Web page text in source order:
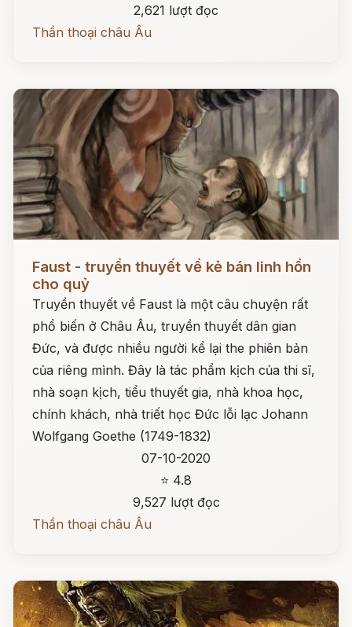
2,621 lượt đọc
Thần thoại châu Âu
Faust - truyền thuyết về kẻ bán linh hồn
cho quỷ
Truyền thuyết về Faust là một câu chuyện rất
phổ biến ở Châu Âu, truyền thuyết dân gian
Đức, và được nhiều người kể lại the phiên bản
của riêng mình. Đây là tác phẩm kịch của thi sĩ,
nhà soạn kịch, tiểu thuyết gia, nhà khoa học,
chính khách, nhà triết học Đức lỗi lạc Johann
Wolfgang Goethe (1749-1832)
07-10-2020
⭐ 4.8
9,527 lượt đọc
Thần thoại châu Âu